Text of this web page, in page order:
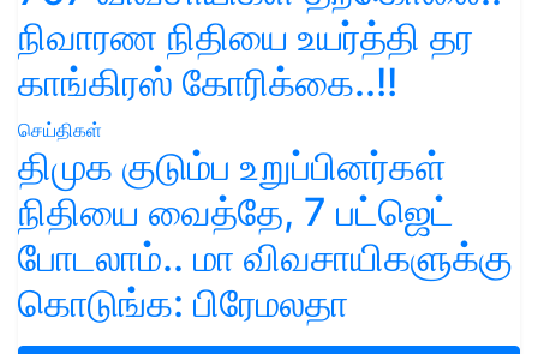
நிவாரண நிதியை உயர்த்தி தர
காங்கிரஸ் கோரிக்கை..!!
செய்திகள்
திமுக குடும்ப உறுப்பினர்கள்
நிதியை வைத்தே, 7 பட்ஜெட்
போடலாம்.. மா விவசாயிகளுக்கு
கொடுங்க: பிரேமலதா